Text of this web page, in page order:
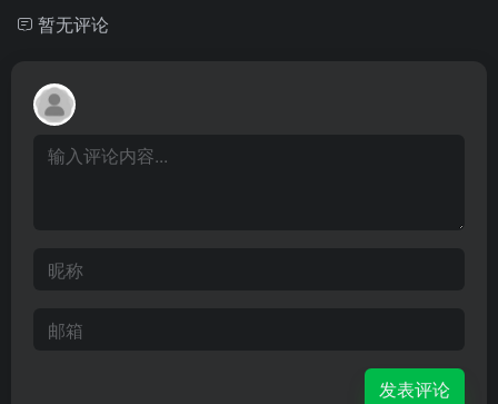
暂无评论
发表评论